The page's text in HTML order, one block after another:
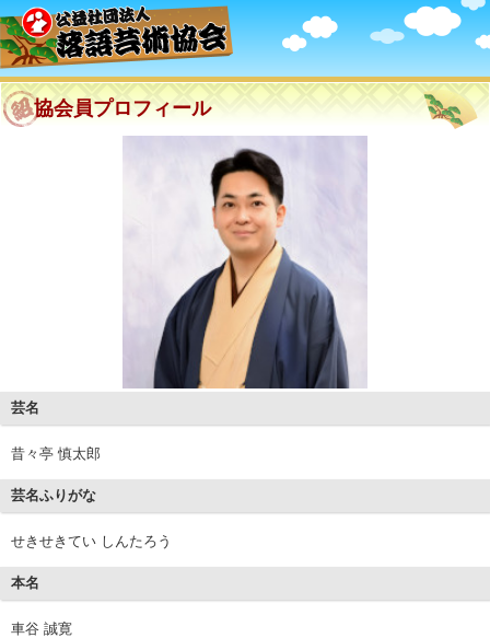
協会員プロフィール
芸名
昔々亭 慎太郎
芸名ふりがな
せきせきてい しんたろう
本名
車谷 誠寛